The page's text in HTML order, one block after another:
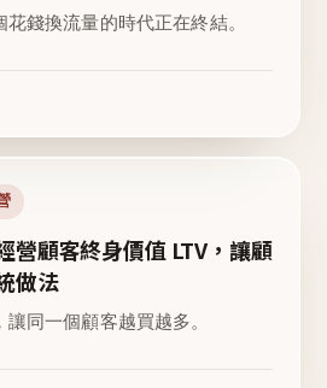
錢換流量的時代正在終結。
營顧客終身價值 LTV，讓顧
做法
同一個顧客越買越多。